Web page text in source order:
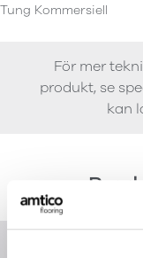
Tung Kommersiell
För mer
produkt, se
kan